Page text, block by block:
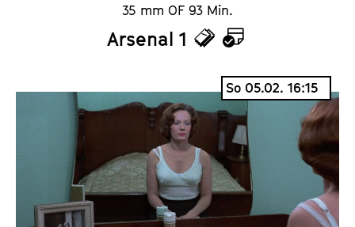
35 mm OF 93 Min.
Arsenal 1
T
e
s
K
a
l
e
n
d
e
So 05.02. 16:15